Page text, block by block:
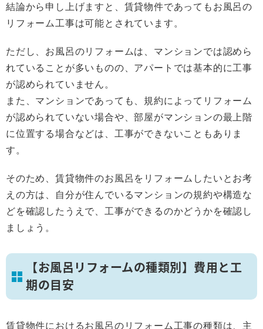
結論から申し上げますと、賃貸物件であってもお風呂の
リフォーム工事は可能とされています。
ただし、お風呂のリフォームは、マンションでは認めら
れていることが多いものの、アパートでは基本的に工事
が認められていません。
また、マンションであっても、規約によってリフォーム
が認められていない場合や、部屋がマンションの最上階
に位置する場合などは、工事ができないこともありま
す。
そのため、賃貸物件のお風呂をリフォームしたいとお考
えの方は、自分が住んでいるマンションの規約や構造な
どを確認したうえで、工事ができるのかどうかを確認し
ましょう。
【お風呂リフォームの種類別】費用と工
期の目安
賃貸物件におけるお風呂のリフォーム工事の種類は、主